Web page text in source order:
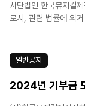
사단법인 한국뮤지컬
로서, 관련 법률에 의
일반공지
2024년 기부금